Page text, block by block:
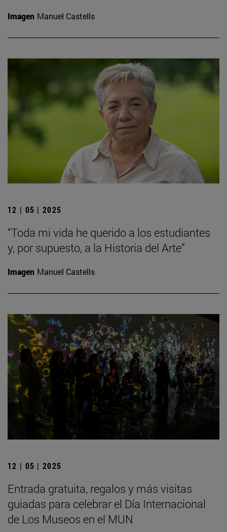
Imagen Manuel Castells
12 | 05 | 2025
“Toda mi vida he querido a los estudiantes
y, por supuesto, a la Historia del Arte”
Imagen Manuel Castells
12 | 05 | 2025
Entrada gratuita, regalos y más visitas
guiadas para celebrar el Día Internacional
de Los Museos en el MUN